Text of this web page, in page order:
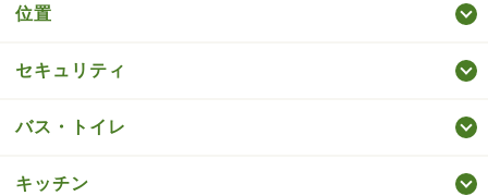
位置
セキュリティ
バス・トイレ
キッチン